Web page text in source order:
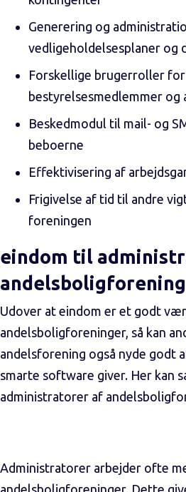
Generering og
vedligeholdelsesplaner og
Forskellige brugerroller for
bestyrelsesmedlemmer og
Beskedmodul til mail- og
beboerne
Effektivisering af
Frigivelse af tid til andre
foreningen
eindom til
Udover at eindom er et godt
andelsboligforeninger, så kan
andelsforening også nyde godt
smarte software giver. Her kan
administratorer af
Administratorer arbejder ofte
andelsboligforeninger. Dette